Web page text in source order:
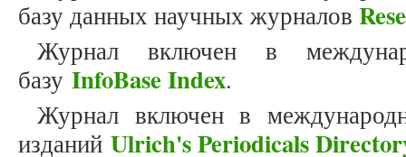
базу данных научных журналов
Журнал включен в
базу InfoBase Index.
Журнал включен в
изданий Ulrich's Periodicals